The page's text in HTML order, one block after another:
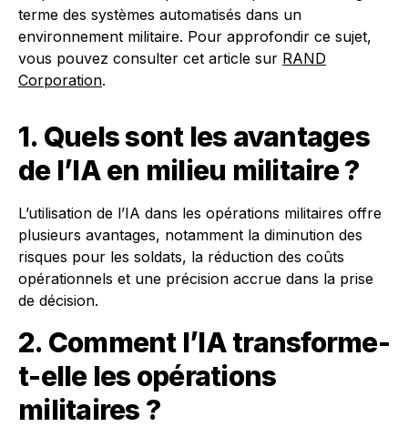
terme des systèmes automatisés dans un
environnement militaire. Pour approfondir ce sujet,
vous pouvez consulter cet article sur RAND
Corporation.
1. Quels sont les avantages
de l’IA en milieu militaire ?
L’utilisation de l’IA dans les opérations militaires offre
plusieurs avantages, notamment la diminution des
risques pour les soldats, la réduction des coûts
opérationnels et une précision accrue dans la prise
de décision.
2. Comment l’IA transforme-
t-elle les opérations
militaires ?